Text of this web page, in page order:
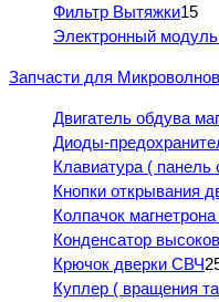
Фильтр Вытяжки15
Электронный
Запчасти для
Двигатель обдува
Диоды-
Клавиатура (
Кнопки открывания
Колпачок
Конденсатор
Крючок дверки СВЧ
Куплер ( вращения